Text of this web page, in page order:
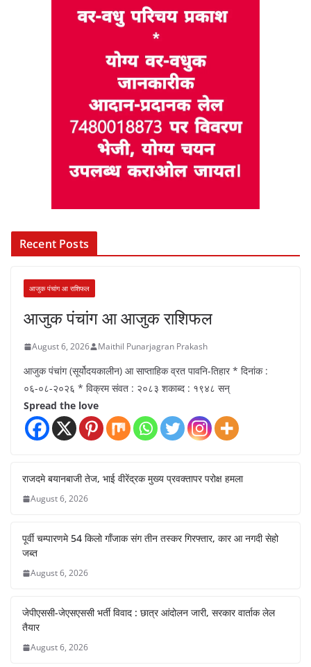
Recent Posts
आजुक पंचांग आ राशिफल
आजुक पंचांग आ आजुक राशिफल
August 6, 2026 Maithil Punarjagran Prakash
आजुक पंचांग (सूर्योदयकालीन) आ साप्ताहिक व्रत पावनि-तिहार * दिनांक :
०६-०८-२०२६ * विक्रम संवत : २०८३ शकाब्द : १९४८ सन्
Spread the love
राजदमे बयानबाजी तेज, भाई वीरेंद्रक मुख्य प्रवक्तापर परोक्ष हमला
August 6, 2026
पूर्वी चम्पारणमे 54 किलो गाँजाक संग तीन तस्कर गिरफ्तार, कार आ नगदी सेहो
जब्त
August 6, 2026
जेपीएससी-जेएसएससी भर्ती विवाद : छात्र आंदोलन जारी, सरकार वार्ताक लेल
तैयार
August 6, 2026